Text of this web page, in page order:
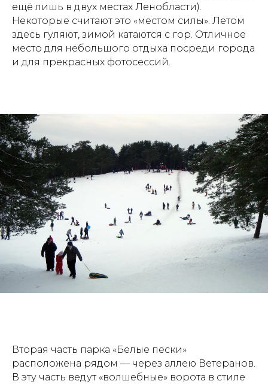
ещё лишь в двух местах Ленобласти).
Некоторые считают это «местом силы». Летом
здесь гуляют, зимой катаются с гор. Отличное
место для небольшого отдыха посреди города
и для прекрасных фотосессий.
Вторая часть парка «Белые пески»
расположена рядом — через аллею Ветеранов.
В эту часть ведут «волшебные» ворота в стиле